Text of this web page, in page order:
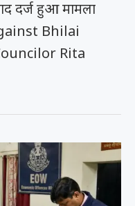
दर्ज हुआ मामला
Bhilai
Rita